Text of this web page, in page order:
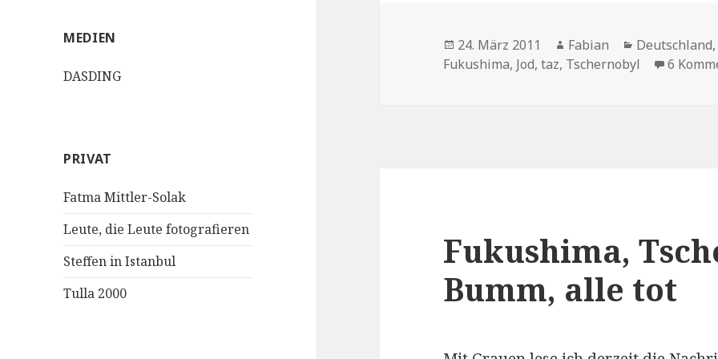
MEDIEN
DASDING
PRIVAT
Fatma Mittler-Solak
Leute, die Leute fotografieren
Steffen in Istanbul
Tulla 2000
Veröffentlicht
am
24. März 2011 Autor
Fabian Kategorien
Deutschland,
Fukushima, Jod,taz, Tschernobyl 6
Fukushima,
Bumm, alle tot